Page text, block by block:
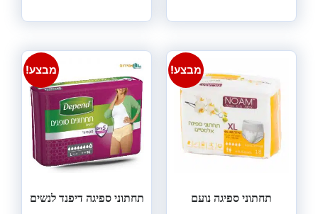
מבצע!
תחתוני ספיגה נועם
מבצע!
תחתוני ספיגה דיפנד לנשים